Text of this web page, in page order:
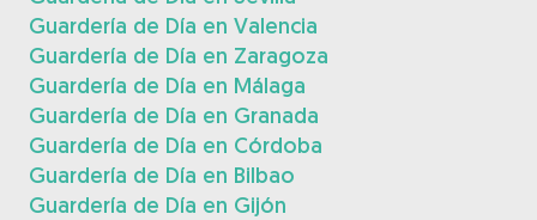
Guardería de Día en Valencia
Guardería de Día en Zaragoza
Guardería de Día en Málaga
Guardería de Día en Granada
Guardería de Día en Córdoba
Guardería de Día en Bilbao
Guardería de Día en Gijón